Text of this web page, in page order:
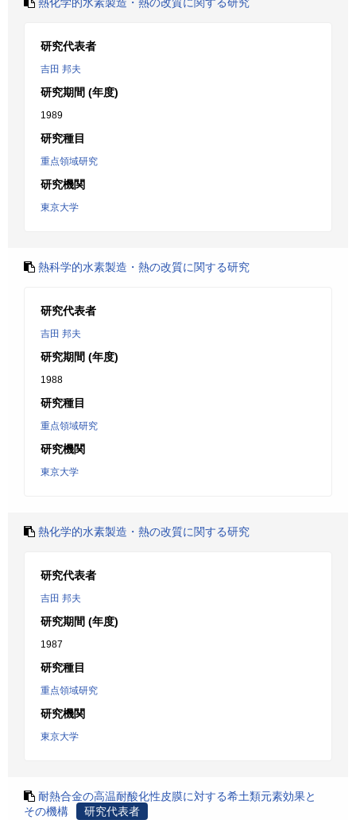
研究代表者
吉田 邦夫
研究期間 (年度)
1989
研究種目
重点領域研究
研究機関
東京大学
熱科学的水素製造・熱の改質に関する研究
研究代表者
吉田 邦夫
研究期間 (年度)
1988
研究種目
重点領域研究
研究機関
東京大学
熱化学的水素製造・熱の改質に関する研究
研究代表者
吉田 邦夫
研究期間 (年度)
1987
研究種目
重点領域研究
研究機関
東京大学
耐熱合金の高温耐酸化性皮膜に対する希土類元素効果と
その機構
研究代表者